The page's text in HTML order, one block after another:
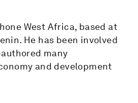
West Africa, based at
He has been involved
many
and development